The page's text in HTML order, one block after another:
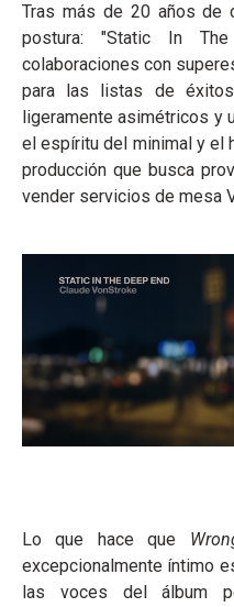
Tras más de 20 años de
postura: "Static In
colaboraciones con
para las listas de
ligeramente asimétricos y
el espíritu del minimal y el
producción que busca
vender servicios de mesa
Lo que hace que
excepcionalmente íntimo
las voces del álbum